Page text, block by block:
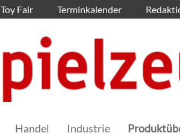
Toy Fair Terminkalender
Handel Industrie